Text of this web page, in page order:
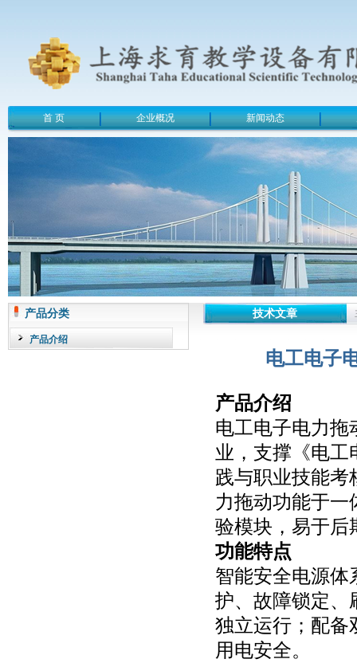
首 页 企业概况 新闻动态
产品分类
产品介绍
技术文章
电工电子
产品介绍
电工电子电力拖
业，支撑《电工
践与职业技能考
力拖动功能于
验模块，易于后
功能特点
智能安全电源体
护、故障锁定、
独立运行；配备
用电安全。